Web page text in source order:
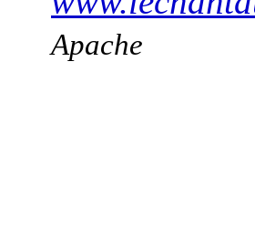
Apache